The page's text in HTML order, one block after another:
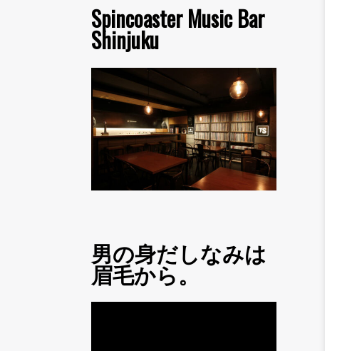
Spincoaster Music Bar
Shinjuku
男の身だしなみは
眉毛から。